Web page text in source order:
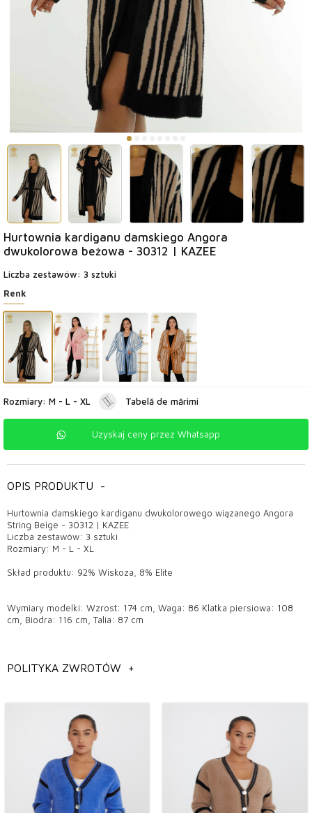
Hurtownia kardiganu damskiego Angora
dwukolorowa beżowa - 30312 | KAZEE
Liczba zestawów: 3 sztuki
Renk
Rozmiary: M - L - XL Tabelă de mărimi
Uzyskaj ceny przez Whatsapp
OPIS PRODUKTU -
Hurtownia damskiego kardiganu dwukolorowego wiązanego Angora
String Beige - 30312 | KAZEE
Liczba zestawów: 3 sztuki
Rozmiary: M - L - XL
Skład produktu: 92% Wiskoza, 8% Elite
Wymiary modelki: Wzrost: 174 cm, Waga: 86 Klatka piersiowa: 108
cm, Biodra: 116 cm, Talia: 87 cm
Hurtownia modeli kardiganów w Stambule,
Hurtownia modeli odzieży damskiej,
Hurtownia modeli kardiganów damskich,
Możesz skontaktować się z nami, aby uzyskać szczegółowe
POLITYKA ZWROTÓW +